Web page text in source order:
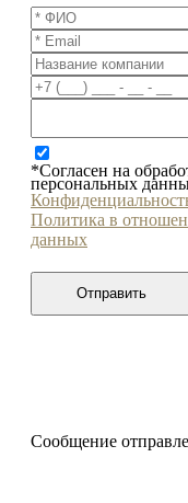
*Согласен на
персональных
Политика в
данных
Сообщение